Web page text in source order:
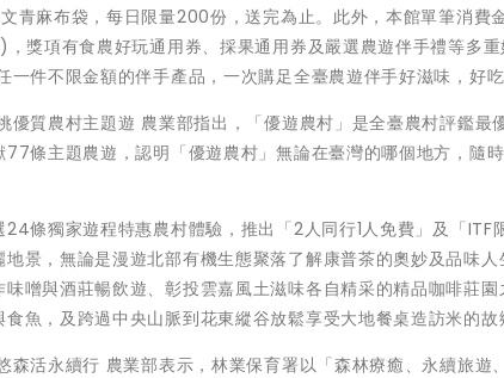
青麻布袋，每日限量200份，送完為止。此外，本館單筆消
獎項有食農好玩通用券、採果通用券及嚴選農遊伴手禮等多
一件不限金額的伴手產品，一次購足全臺農遊伴手好滋味，好吃
優質農村主題遊 農業部指出，「優遊農村」是全臺農村評鑑最
77條主題農遊，認明「優遊農村」無論在臺灣的哪個地方，隨
24條獨家遊程特惠農村體驗，推出「2人同行1人免費」及「
地景，無論是漫遊北部有機生態聚落了解康普茶的奧妙及品味
味噌與酒莊暢飲遊、彰投雲嘉風土滋味各自精采的精品咖啡莊
魚，及跨過中央山脈到花東縱谷放鬆享受大地餐桌造訪米的故
森活永續行 農業部表示，林業保育署以「森林療癒、永續旅遊